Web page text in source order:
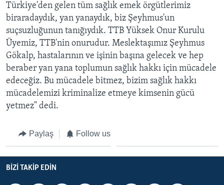
Türkiye'den gelen tüm sağlık emek örgütlerimiz
biraradaydık, yan yanaydık, biz Şeyhmus'un
suçsuzluğunun tanığıydık. TTB Yüksek Onur Kurulu
Üyemiz, TTB'nin onurudur. Meslektaşımız Şeyhmus
Gökalp, hastalarının ve işinin başına gelecek ve hep
beraber yan yana toplumun sağlık hakkı için mücadele
edeceğiz. Bu mücadele bitmez, bizim sağlık hakkı
mücadelemizi kriminalize etmeye kimsenin gücü
yetmez" dedi.
Paylaş Follow us
BIZI TAKIP EDIN